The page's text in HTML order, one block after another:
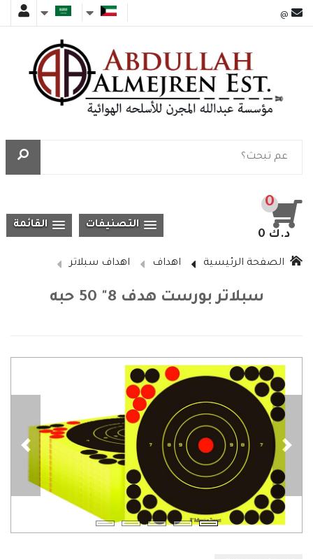
@
0
0 د.ك
القائمة التصنيفات
الصفحة الرئيسية اهداف اهداف سبلاتر
سبلاتر بورست هدف 8" 50 حبه